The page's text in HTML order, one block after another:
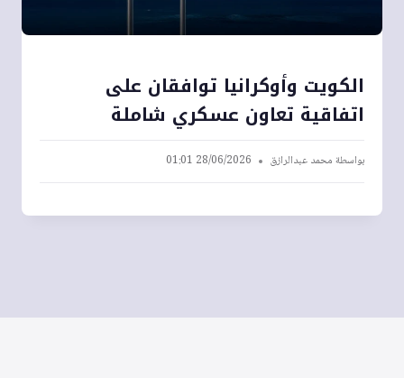
الكويت وأوكرانيا توافقان على
اتفاقية تعاون عسكري شاملة
بواسطةمحمد عبدالرازق 28/06/2026 01:01